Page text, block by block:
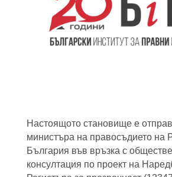
Настоящото становище е
министъра на правосъдието на
България във връзка с
консултация по проект на